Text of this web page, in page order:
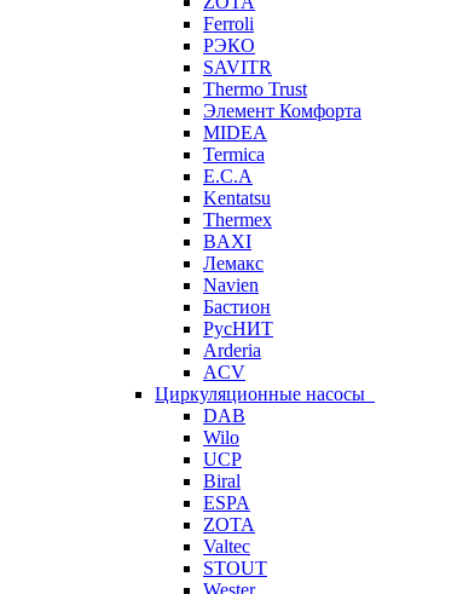
Ferroli
РЭКО
SAVITR
Thermo Trust
Элемент Комфорта
MIDEA
Termica
E.C.A
Kentatsu
Thermex
BAXI
Лемакс
Navien
Бастион
РусНИТ
Arderia
ACV
Циркуляционные насосы
DAB
Wilo
UCP
Biral
ESPA
ZOTA
Valtec
STOUT
Wester